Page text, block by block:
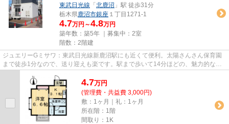
東武日光線 「 北鹿沼 」駅 徒歩31分
栃木県鹿沼市銀座 １丁目1271-1
4.7万円～4.8万円
築年数：築5年 ｜募集中： 2室
階数：2階建
ジュエリーGミサワ：東武日光線新鹿沼駅にも近くて便利。太陽さんさん保育園
まで徒歩1分なので、送り迎えも楽です。駅まで歩いて14分ほどの、魅力的な立
4.7万円
(管理費・共益費 3,000円)
敷：1ヶ月｜礼：1ヶ月
所在階：1階
間取り：1K